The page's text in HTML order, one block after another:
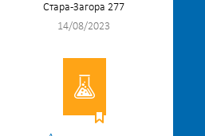
Стара-Загора 277
14/08/2023